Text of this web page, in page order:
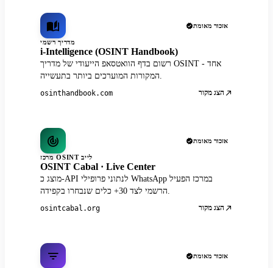
אזכור מאומת
מדריך רשמי
i-Intelligence (OSINT Handbook)
רשום בדף הוואטסאפ הייעודי של מדריך OSINT - אחד
המקורות המוערכים ביותר בתעשייה.
osinthandbook.com הצג מקור
אזכור מאומת
מרכז OSINT לייב
OSINT Cabal · Live Center
מוצג כ-API לנתוני פרופילי WhatsApp במרכז הפעיל
הרשמי לצד 30+ כלים שנבחרו בקפידה.
osintcabal.org הצג מקור
אזכור מאומת